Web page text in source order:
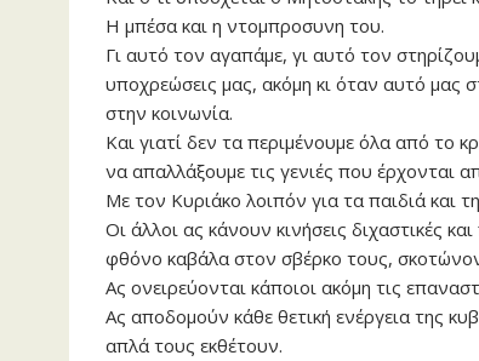
Η μπέσα και η ντομπροσυνη του.
Γι αυτό τον αγαπάμε, γι αυτό τον
υποχρεώσεις μας, ακόμη κι όταν αυτό μας
στην κοινωνία.
Και γιατί δεν τα περιμένουμε όλα από το
να απαλλάξουμε τις γενιές που
Με τον Κυριάκο λοιπόν για τα παιδιά και
Οι άλλοι ας κάνουν κινήσεις διχαστικές
φθόνο καβάλα στον σβέρκο τους,
Ας ονειρεύονται κάποιοι ακόμη τις
Ας αποδομούν κάθε θετική ενέργεια της
απλά τους εκθέτουν.